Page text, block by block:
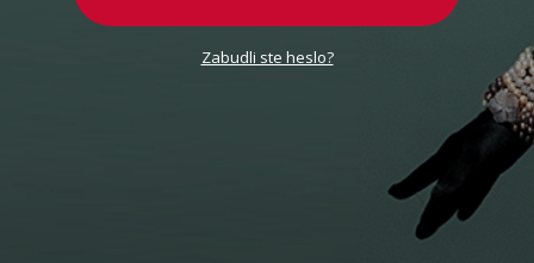
Zabudli ste heslo?